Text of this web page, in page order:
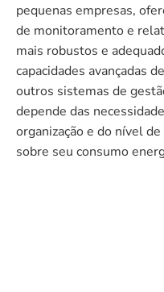
pequenas empresas,
de monitoramento e
mais robustos e
capacidades avançadas
outros sistemas de
depende das
organização e do nível
sobre seu consumo